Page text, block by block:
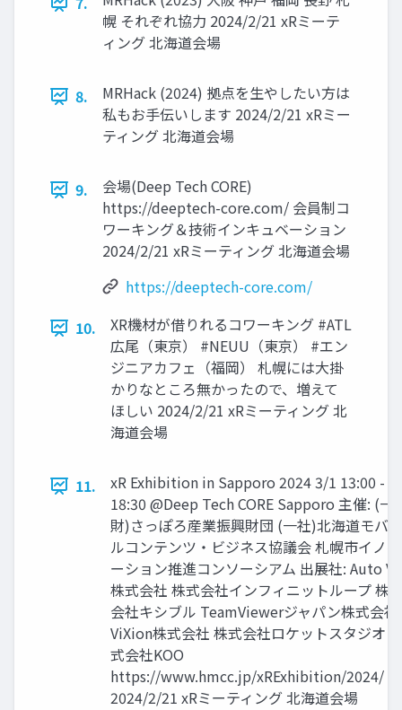
幌 それぞれ協力 2024/2/21 xRミーテ
ィング 北海道会場
8.
MRHack (2024) 拠点を生やしたい方は
私もお手伝いします 2024/2/21 xRミー
ティング 北海道会場
9.
会場(Deep Tech CORE)
https://deeptech-core.com/ 会員制コ
ワーキング＆技術インキュベーション
2024/2/21 xRミーティング 北海道会場
https://deeptech-core.com/
10.
XR機材が借りれるコワーキング #ATL
広尾（東京） #NEUU（東京） #エン
ジニアカフェ（福岡） 札幌には大掛
かりなところ無かったので、増えて
ほしい 2024/2/21 xRミーティング 北
海道会場
11.
xR Exhibition in Sapporo 2024 3/1 13:00 -
18:30 @Deep Tech CORE Sapporo 主催: (一
財)さっぽろ産業振興財団 (一社)北海道モバイ
ルコンテンツ・ビジネス協議会 札幌市イノベ
ーション推進コンソーシアム 出展社: Auto VR
株式会社 株式会社インフィニットループ 株
会社キシブル TeamViewerジャパン株式会社
ViXion株式会社 株式会社ロケットスタジオ
式会社KOO
https://www.hmcc.jp/xRExhibition/2024/
2024/2/21 xRミーティング 北海道会場